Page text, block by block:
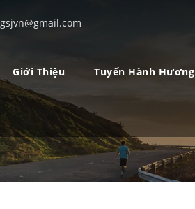
Giới Thiệu Tuyến Hành Hương